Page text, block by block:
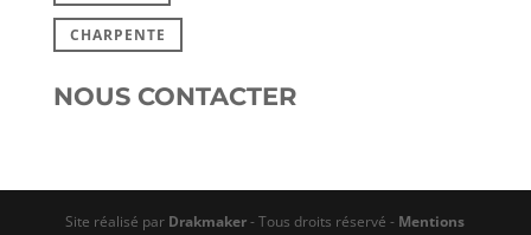
CHARPENTE
NOUS CONTACTER
Site réalisé par Drakmaker- Tous droits réservé - Mentions